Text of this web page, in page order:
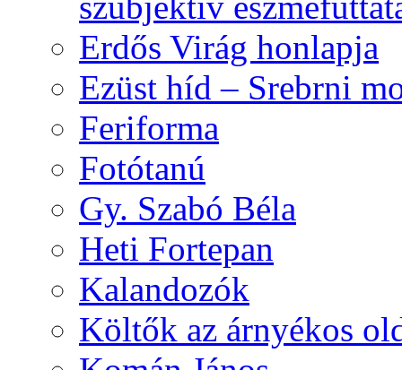
Erdős Virág honlapja
Ezüst híd – Srebrni
Feriforma
Fotótanú
Gy. Szabó Béla
Heti Fortepan
Kalandozók
Költők az árnyékos